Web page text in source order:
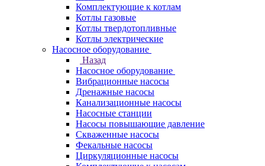
Комплектующие к котлам
Котлы газовые
Котлы твердотопливные
Котлы электрические
Насосное оборудование
Назад
Насосное оборудование
Вибрационные насосы
Дренажные насосы
Канализационные насосы
Насосные станции
Насосы повышающие давление
Скваженные насосы
Фекальные насосы
Циркуляционные насосы